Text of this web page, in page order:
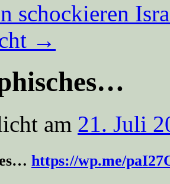
schockieren
→
am 21. Juli
https://wp.me/